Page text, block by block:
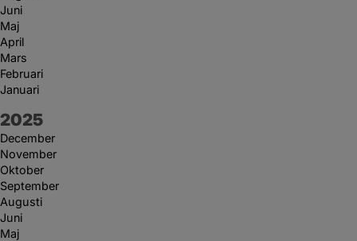
Juni
Maj
April
Mars
Februari
Januari
År:
2025
December
November
Oktober
September
Augusti
Juni
Maj